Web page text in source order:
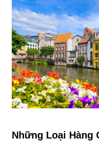
Những Loại